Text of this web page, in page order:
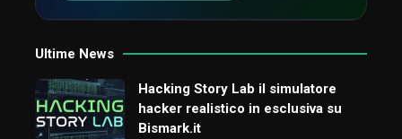
Ultime News
Hacking Story Lab il simulatore
hacker realistico in esclusiva su
Bismark.it